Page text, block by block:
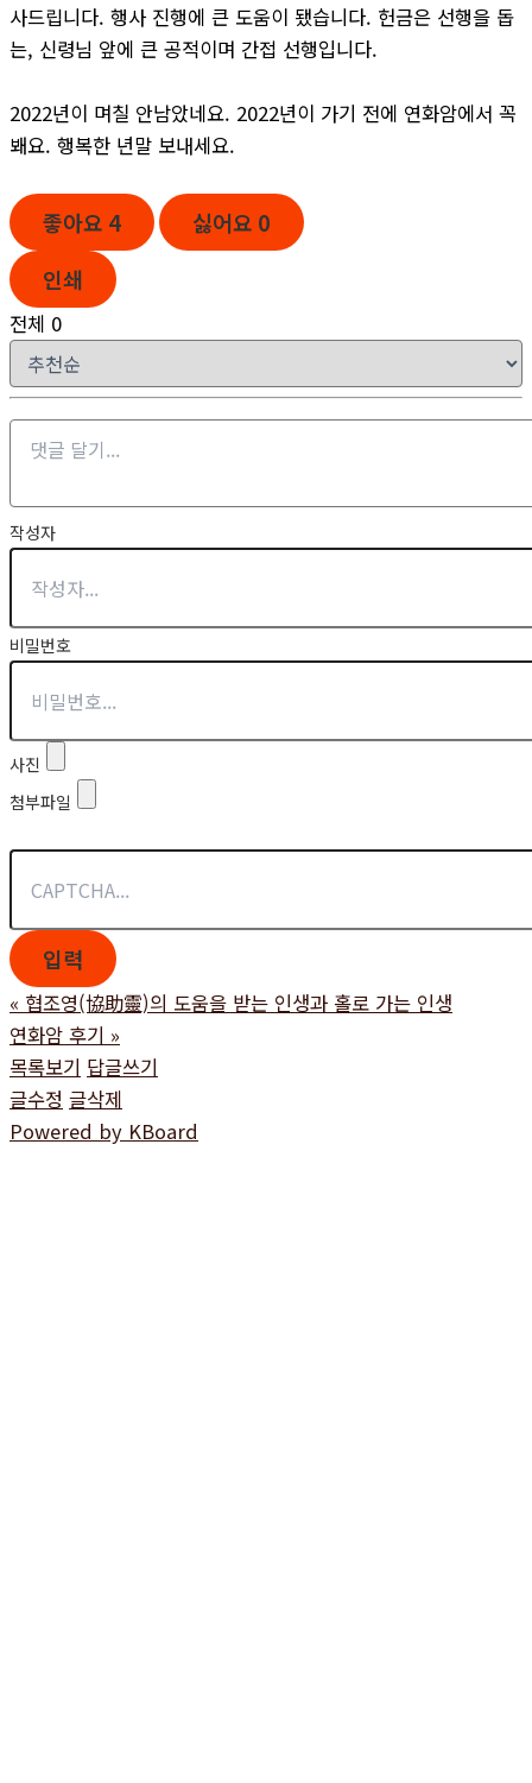
사드립니다. 행사 진행에 큰 도움이 됐습니다. 헌금은 선행을 돕
는, 신령님 앞에 큰 공적이며 간접 선행입니다.
2022년이 며칠 안남았네요. 2022년이 가기 전에 연화암에서 꼭
봬요. 행복한 년말 보내세요.
좋아요 4 싫어요 0
인쇄
전체 0
작성자
비밀번호
사진
첨부파일
« 협조영(協助靈)의 도움을 받는 인생과 홀로 가는 인생
연화암 후기 »
목록보기 답글쓰기
글수정 글삭제
Powered by KBoard